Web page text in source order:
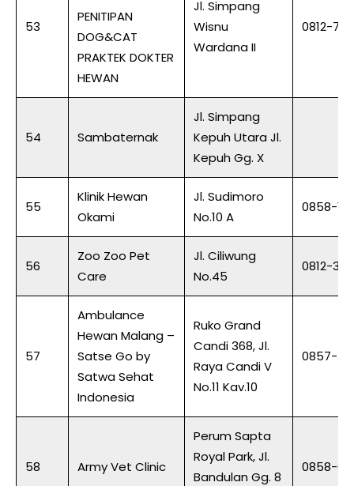
53
PENITIPAN
DOG&CAT
PRAKTEK DOKTER
HEWAN
Jl. Simpang
Wisnu
Wardana II
0812-
54 Sambaternak
Jl. Simpang
Kepuh Utara Jl.
Kepuh Gg. X
55
Klinik Hewan
Okami
Jl. Sudimoro
No.10 A
0858-
56
Zoo Zoo Pet
Care
Jl. Ciliwung
No.45
0812-
57
Ambulance
Hewan Malang –
Satse Go by
Satwa Sehat
Indonesia
Ruko Grand
Candi 368, Jl.
Raya Candi V
No.11 Kav.10
0857-
58 Army Vet Clinic
Perum Sapta
Royal Park, Jl.
Bandulan Gg. 8
0858-